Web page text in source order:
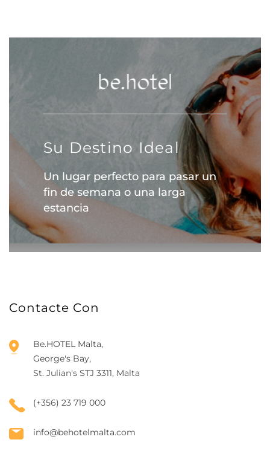
Su Destino Ideal
Un lugar perfecto para pasar un
fin de semana o una larga
estancia
Contacte Con
Be.HOTEL Malta,
George's Bay,
St. Julian's STJ 3311, Malta
(+356) 23 719 000
info@behotelmalta.com